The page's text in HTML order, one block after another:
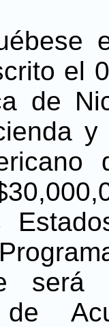
el
de
será
de